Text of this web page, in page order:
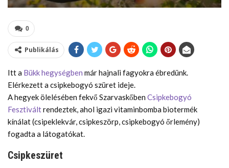
0
Publikálás
Itt a Bükk hegységben már hajnali fagyokra ébredünk.
Elérkezett a csipkebogyó szüret ideje.
A hegyek ölelésében fekvő Szarvaskőben Csipkebogyó
Fesztiváltrendeztek, ahol igazi vitaminbomba biotermék
kínálat (csipeklekvár, csipkeszörp, csipkebogyó őrlemény)
fogadta a látogatókat.
Csipkeszüret